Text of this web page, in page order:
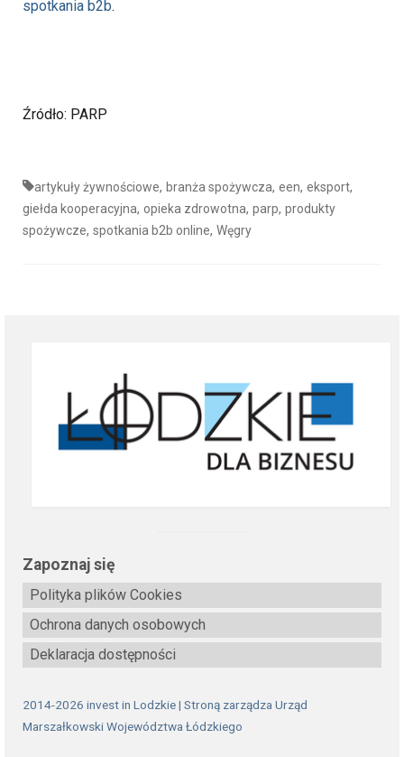
spotkania b2b.
Źródło: PARP
artykuły żywnościowe, branża spożywcza, een, eksport,
giełda kooperacyjna, opieka zdrowotna, parp, produkty
spożywcze, spotkania b2b online, Węgry
Zapoznaj się
Polityka plików Cookies
Ochrona danych osobowych
Deklaracja dostępności
2014-2026 invest in Lodzkie | Stroną zarządza Urząd
Marszałkowski Województwa Łódzkiego